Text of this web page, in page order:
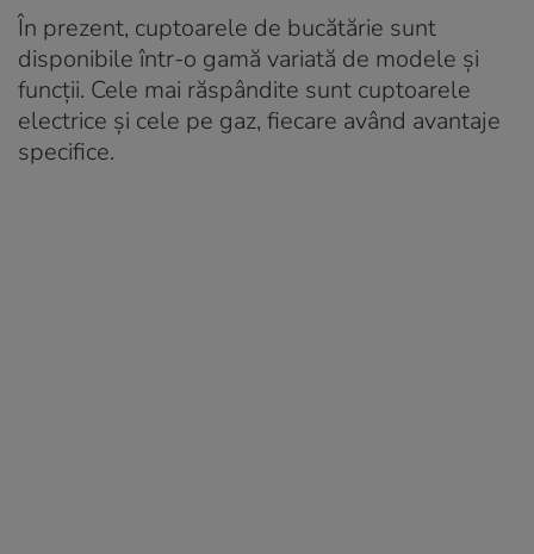
În prezent, cuptoarele de bucătărie sunt
disponibile într-o gamă variată de modele și
funcții. Cele mai răspândite sunt cuptoarele
electrice și cele pe gaz, fiecare având avantaje
specifice.